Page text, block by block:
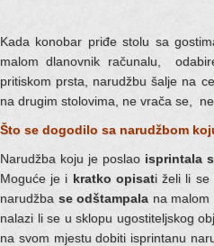
Kada konobar priđe stolu sa
malom dlanovnik računalu,
pritiskom prsta, narudžbu šalje na
na drugim stolovima, ne vrača se,
Što se dogodilo sa narudžbom
Narudžba koju je poslao isprintala
Moguće je i kratko opisati želi li se
narudžba se odštampala na malom
nalazi li se u sklopu ugostiteljskog
na svom mjestu dobiti isprintanu